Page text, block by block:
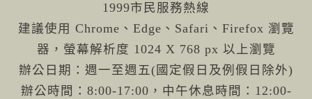
1999市民服務熱線
建議使用 Chrome、Edge、Safari、Firefox 瀏覽
器，螢幕解析度 1024 X 768 px 以上瀏覽
辦公日期：週一至週五(國定假日及例假日除外)
辦公時間：8:00-17:00，中午休息時間：12:00-